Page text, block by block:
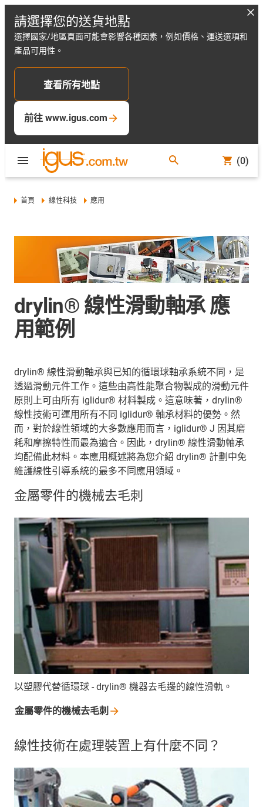
請選擇您的送貨地點
選擇國家/地區頁面可能會影響各種因素，例如價格、運送選項和
產品可用性。
查看所有地點
前往 www.igus.com
(0)
首頁 線性科技 應用
drylin® 線性滑動軸承 應
用範例
drylin® 線性滑動軸承與已知的循環球軸承系統不同，是
透過滑動元件工作。這些由高性能聚合物製成的滑動元件
原則上可由所有 iglidur® 材料製成。這意味著，drylin®
線性技術可運用所有不同 iglidur® 軸承材料的優勢。然
而，對於線性領域的大多數應用而言，iglidur® J 因其磨
耗和摩擦特性而最為適合。因此，drylin® 線性滑動軸承
均配備此材料。本應用概述將為您介紹 drylin® 計劃中免
維護線性引導系統的最多不同應用領域。
金屬零件的機械去毛刺
以塑膠代替循環球 - drylin® 機器去毛邊的線性滑軌。
金屬零件的機械去毛刺
線性技術在處理裝置上有什麼不同？